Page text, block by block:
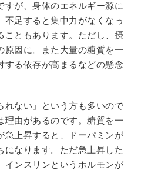
すが、身体のエネルギー源に
不足すると集中力がなくなっ
こともあります。ただし、摂
原因に。また大量の糖質を一
する依存が高まるなどの懸念
れない」という方も多いので
理由があるのです。糖質を一
急上昇すると、ドーパミンが
になります。ただ急上昇した
インスリンというホルモンが